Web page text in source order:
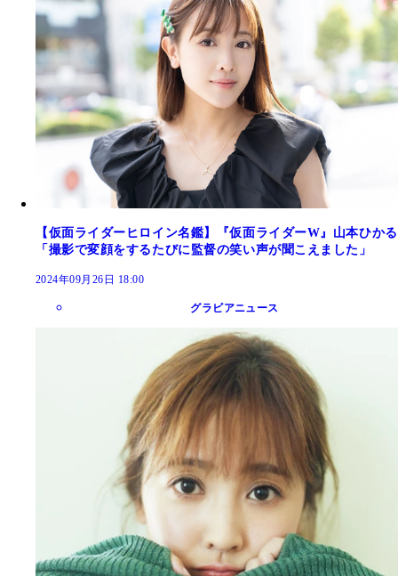
【仮面ライダーヒロイン名鑑】『仮面ライダーW』山本ひかる
「撮影で変顔をするたびに監督の笑い声が聞こえました」
2024年09月26日 18:00
グラビアニュース